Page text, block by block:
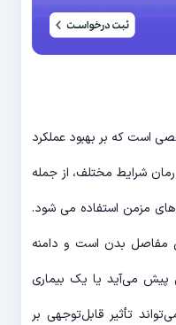
است که بر بهبود عملکرد
شرایط مختلف، از جمله
مزمن استفاده می شود.
مفاصل بدن است و دامنه
پیش می‌آید یا یک بیماری
تأثیر قابل‌توجهی بر